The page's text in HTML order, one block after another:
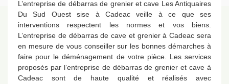
L’entreprise de débarras de grenier et cave Les Antiquaires
Du Sud Ouest sise à Cadeac veille à ce que ses
interventions respectent les normes et vos biens.
L’entreprise de débarras de cave et grenier à Cadeac sera
en mesure de vous conseiller sur les bonnes démarches à
faire pour le déménagement de votre pièce. Les services
proposés par l’entreprise de débarras de grenier et cave à
Cadeac sont de haute qualité et réalisés avec